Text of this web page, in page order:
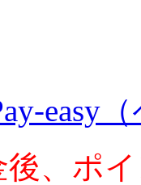
easy
、ポ